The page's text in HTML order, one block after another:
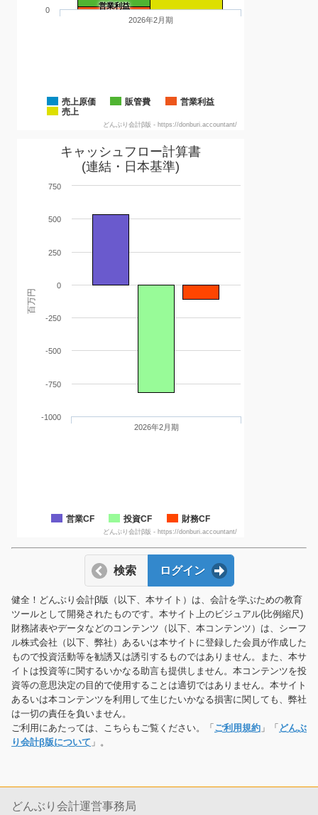
営業利益
売上原価 販管費
営業利益
売上
2026年2月期
0
どんぶり会計β版 - https://donburi.accountant/
百万円
キャッシュフロー計算書
(連結・日本基準)
営業CF 投資CF 財務CF
2026年2月期
-1000
-750
-500
-250
0
250
500
750
どんぶり会計β版 - https://donburi.accountant/
検索 ログイン
健全！どんぶり会計β版（以下、本サイト）は、会計を学ぶための教育
ツールとして開発されたものです。本サイト上のビジュアル(比例縮尺)
財務諸表やデータなどのコンテンツ（以下、本コンテンツ）は、シーフ
ル株式会社（以下、弊社）あるいは本サイトに登録した会員が作成した
もので投資活動等を勧誘又は誘引するものではありません。また、本サ
イトは投資等に関するいかなる助言も提供しません。本コンテンツを投
資等の意思決定の目的で使用することは適切ではありません。本サイト
あるいは本コンテンツを利用して生じたいかなる損害に関しても、弊社
は一切の責任を負いません。
ご利用にあたっては、こちらもご覧ください。「 ご利用規約 」「 どんぶ
り会計β版について 」。
どんぶり会計運営事務局